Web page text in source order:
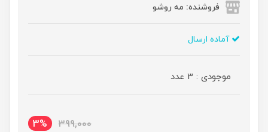
فروشنده: مه رو‌شو
آماده ارسال
موجودی : 3 عدد
399,000
3%